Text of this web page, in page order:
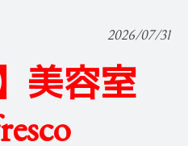
2026/07/31
美容室